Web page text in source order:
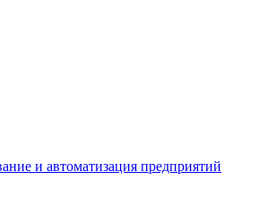
и автоматизация предприятий